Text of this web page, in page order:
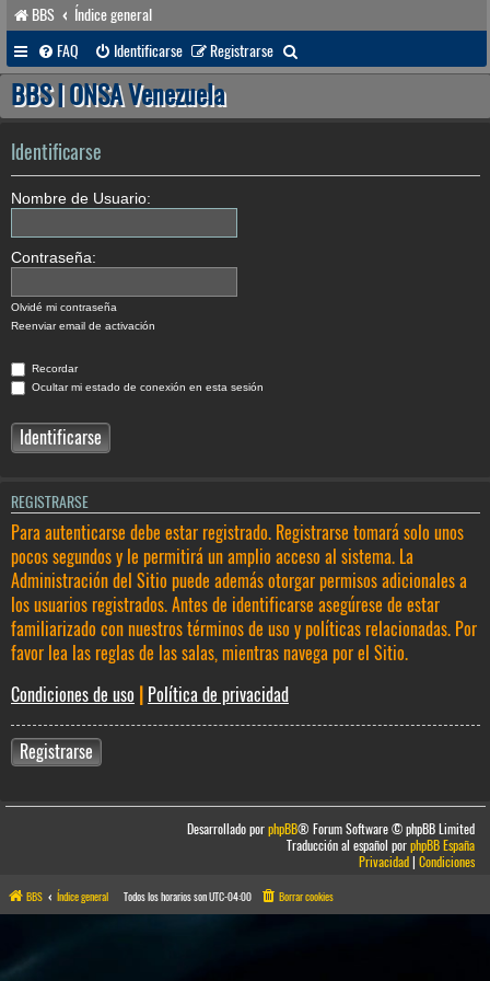
BBS
Índice general
FAQ
Identificarse Registrarse
u
a
BBS | ONSA Venezuela
Identificarse
Nombre de Usuario:
Contraseña:
Olvidé mi contraseña
Reenviar email de activación
Recordar
Ocultar mi estado de conexión en esta sesión
REGISTRARSE
Para autenticarse debe estar registrado. Registrarse tomará solo unos
pocos segundos y le permitirá un amplio acceso al sistema. La
Administración del Sitio puede además otorgar permisos adicionales a
los usuarios registrados. Antes de identificarse asegúrese de estar
familiarizado con nuestros términos de uso y políticas relacionadas. Por
favor lea las reglas de las salas, mientras navega por el Sitio.
Condiciones de uso
Política de privacidad
Registrarse
Desarrollado porphpBB® Forum Software © phpBB Limited
Traducción al español porphpBB España
Privacidad|Condiciones
BBS Índice general Todos los horarios sonUTC-04:00 Borrar cookies